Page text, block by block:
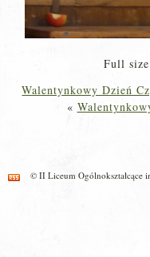
Full
Walentynkowy Dzień
«
© II Liceum Ogólnokształcące